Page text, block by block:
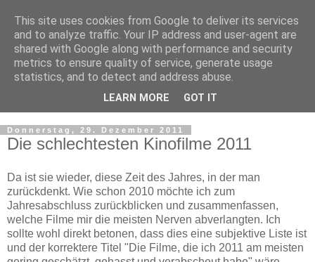
Donnerstag, 29. Dezember 2011
Die schlechtesten Kinofilme 2011
Da ist sie wieder, diese Zeit des Jahres, in der man
zurückdenkt. Wie schon 2010 möchte ich zum
Jahresabschluss zurückblicken und zusammenfassen,
welche Filme mir die meisten Nerven abverlangten. Ich
sollte wohl direkt betonen, dass dies eine subjektive Liste ist
und der korrektere Titel "Die Filme, die ich 2011 am meisten
This site uses cookies from Google to deliver its services
and to analyze traffic. Your IP address and user-agent are
shared with Google along with performance and security
metrics to ensure quality of service, generate usage
statistics, and to detect and address abuse.
LEARN MORE GOT IT